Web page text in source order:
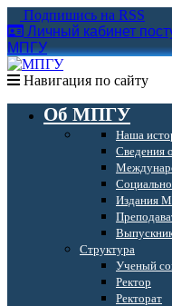
Подпишись на RSS
Личный кабинет
МПГУ
Навигация по сайту
Об МПГУ
Наша
Сведения
Издания
Структура
Ученый
Ректор
Ректорат